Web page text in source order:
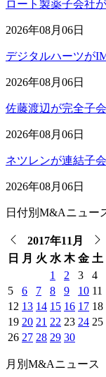
ロート製薬子会社
2026年08月06日
デジタルハーツが
2026年08月06日
佐藤渡辺が完全子
2026年08月06日
ネツレンが連結子
2026年08月06日
日付別M&Aニュー
2017年11月
日
月 火 水 木 金 土
1
2 3
4
5
6 7 8 9 10 11
12 13 14 15 16 17 18
19 20 21 22 23 24 25
26 27 28 29 30
月別M&Aニュース